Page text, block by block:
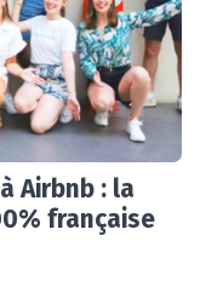
Airbnb : la
française